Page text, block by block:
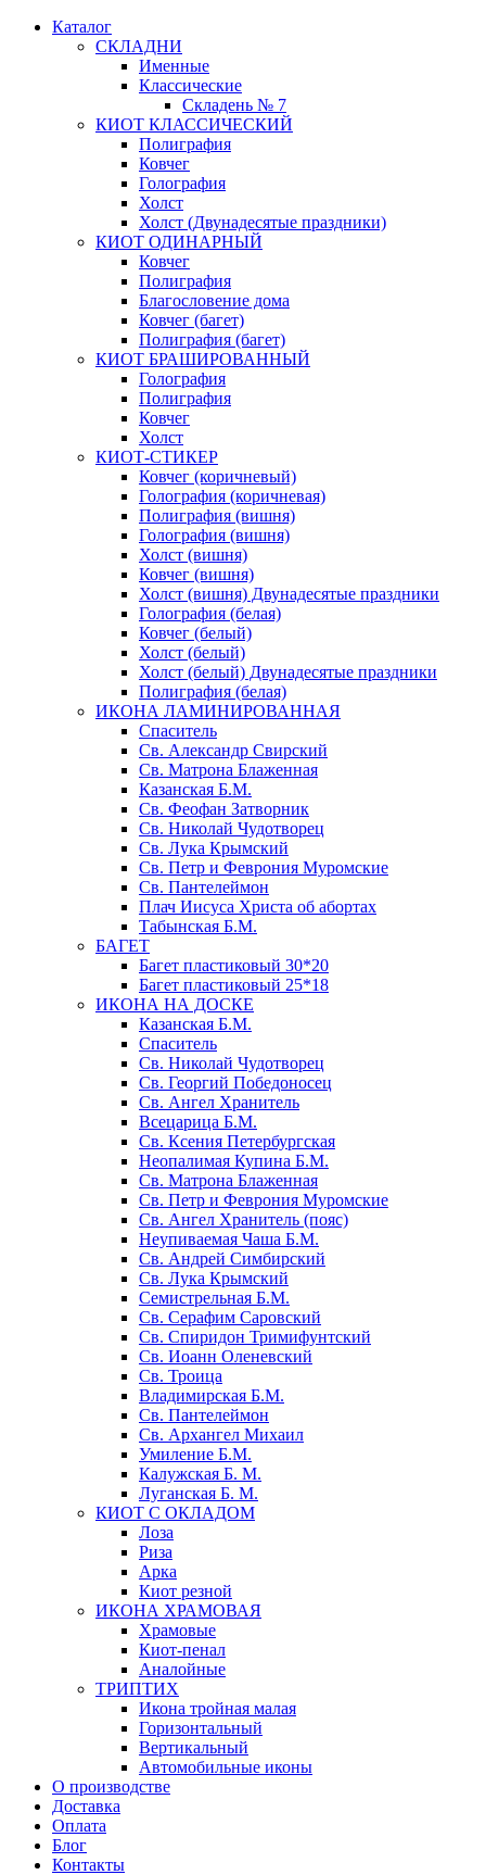
Каталог
СКЛАДНИ
Именные
Классические
Складень № 7
КИОТ КЛАССИЧЕСКИЙ
Полиграфия
Ковчег
Голография
Холст
Холст (Двунадесятые праздники)
КИОТ ОДИНАРНЫЙ
Ковчег
Полиграфия
Благословение дома
Ковчег (багет)
Полиграфия (багет)
КИОТ БРАШИРОВАННЫЙ
Голография
Полиграфия
Ковчег
Холст
КИОТ-СТИКЕР
Ковчег (коричневый)
Голография (коричневая)
Полиграфия (вишня)
Голография (вишня)
Холст (вишня)
Ковчег (вишня)
Холст (вишня) Двунадесятые праздники
Голография (белая)
Ковчег (белый)
Холст (белый)
Холст (белый) Двунадесятые праздники
Полиграфия (белая)
ИКОНА ЛАМИНИРОВАННАЯ
Спаситель
Св. Александр Свирский
Св. Матрона Блаженная
Казанская Б.М.
Св. Феофан Затворник
Св. Николай Чудотворец
Св. Лука Крымский
Св. Петр и Феврония Муромские
Св. Пантелеймон
Плач Иисуса Христа об абортах
Табынская Б.М.
БАГЕТ
Багет пластиковый 30*20
Багет пластиковый 25*18
ИКОНА НА ДОСКЕ
Казанская Б.М.
Спаситель
Св. Николай Чудотворец
Св. Георгий Победоносец
Св. Ангел Хранитель
Всецарица Б.М.
Св. Ксения Петербургская
Неопалимая Купина Б.М.
Св. Матрона Блаженная
Св. Петр и Феврония Муромские
Св. Ангел Хранитель (пояс)
Неупиваемая Чаша Б.М.
Св. Андрей Симбирский
Св. Лука Крымский
Семистрельная Б.М.
Св. Серафим Саровский
Св. Спиридон Тримифунтский
Св. Иоанн Оленевский
Св. Троица
Владимирская Б.М.
Св. Пантелеймон
Св. Архангел Михаил
Умиление Б.М.
Калужская Б. М.
Луганская Б. М.
КИОТ С ОКЛАДОМ
Лоза
Риза
Арка
Киот резной
ИКОНА ХРАМОВАЯ
Храмовые
Киот-пенал
Аналойные
ТРИПТИХ
Икона тройная малая
Горизонтальный
Вертикальный
Автомобильные иконы
О производстве
Доставка
Оплата
Блог
Контакты